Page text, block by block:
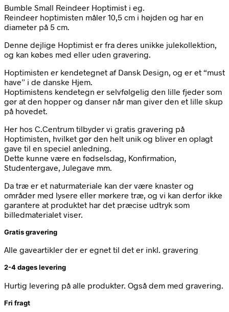
Bumble Small Reindeer Hoptimist i eg.
Reindeer hoptimisten måler 10,5 cm i højden og har en
diameter på 5 cm.
Denne dejlige Hoptimist er fra deres unikke julekollektion,
og kan købes med eller uden gravering.
Hoptimisten er kendetegnet af Dansk Design, og er et “must
have” i de danske Hjem.
Hoptimistens kendetegn er selvfølgelig den lille fjeder som
gør at den hopper og danser når man giver den et lille skup
på hovedet.
Her hos C.Centrum tilbyder vi gratis gravering på
Hoptimisten, hvilket gør den helt unik og bliver en oplagt
gave til en speciel anledning.
Dette kunne være en fødselsdag, Konfirmation,
Studentergave, Julegave mm.
Da træ er et naturmateriale kan der være knaster og
områder med lysere eller mørkere træ, og vi kan derfor ikke
garantere at produktet har det præcise udtryk som
billedmaterialet viser.
Gratis gravering
Alle gaveartikler der er egnet til det er inkl. gravering
2-4 dages levering
Hurtig levering på alle produkter. Også dem med gravering.
Fri fragt